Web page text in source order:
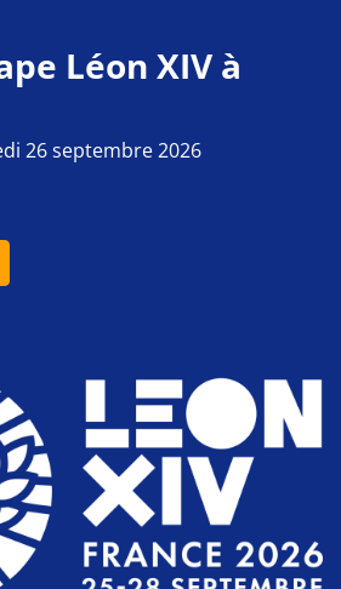
Léon XIV à
26 septembre 2026